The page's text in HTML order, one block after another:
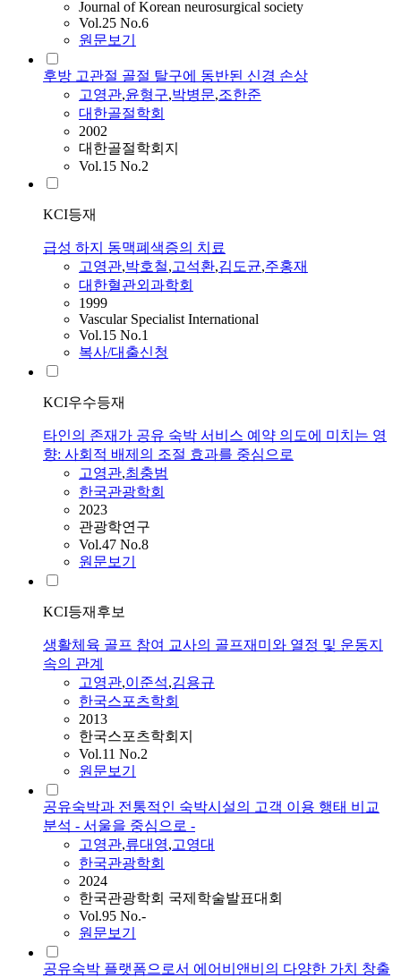
Journal of Korean neurosurgical society
Vol.25 No.6
원문보기
후방 고관절 골절 탈구에 동반된 신경 손상
고영관,윤형구,박병문,조한준
대한골절학회
2002
대한골절학회지
Vol.15 No.2
KCI등재
급성 하지 동맥폐색증의 치료
고영관,박호철,고석환,김도균,주홍재
대한혈관외과학회
1999
Vascular Specialist International
Vol.15 No.1
복사/대출신청
KCI우수등재
타인의 존재가 공유 숙박 서비스 예약 의도에 미치는 영
향: 사회적 배제의 조절 효과를 중심으로
고영관,최충범
한국관광학회
2023
관광학연구
Vol.47 No.8
원문보기
KCI등재후보
생활체육 골프 참여 교사의 골프재미와 열정 및 운동지
속의 관계
고영관,이준석,김용규
한국스포츠학회
2013
한국스포츠학회지
Vol.11 No.2
원문보기
공유숙박과 전통적인 숙박시설의 고객 이용 행태 비교
분석 - 서울을 중심으로 -
고영관,류대영,고영대
한국관광학회
2024
한국관광학회 국제학술발표대회
Vol.95 No.-
원문보기
공유숙박 플랫폼으로서 에어비앤비의 다양한 가치 창출